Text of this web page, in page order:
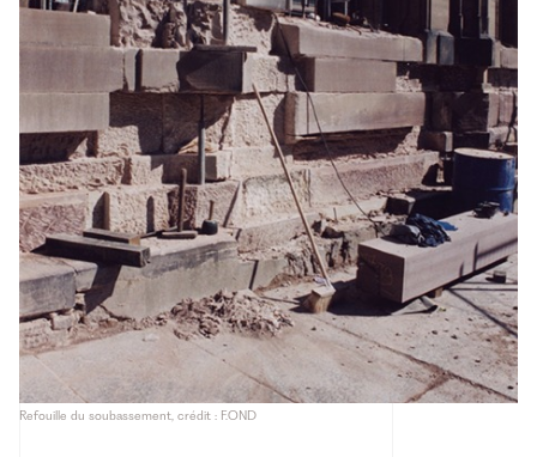
Refouille du soubassement, crédit : F.OND